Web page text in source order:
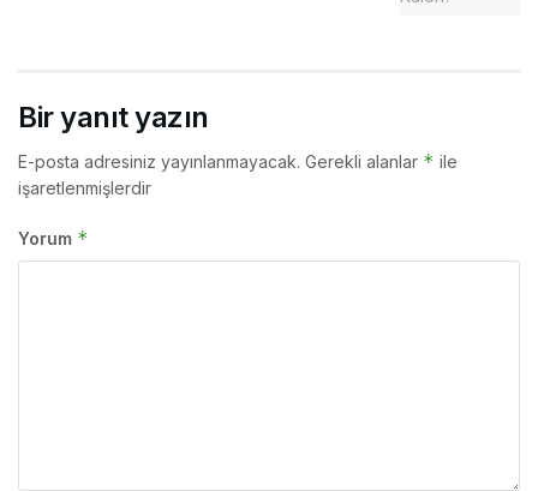
Bir yanıt yazın
E-posta adresiniz yayınlanmayacak. Gerekli alanlar * ile
işaretlenmişlerdir
Yorum *